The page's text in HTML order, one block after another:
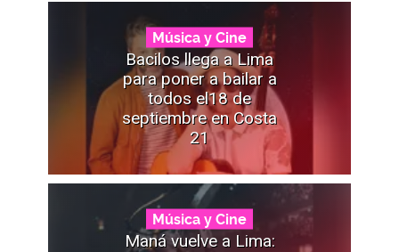
Música y Cine
Bacilos llega a Lima
para poner a bailar a
todos el18 de
septiembre en Costa
21
Música y Cine
Maná vuelve a Lima: